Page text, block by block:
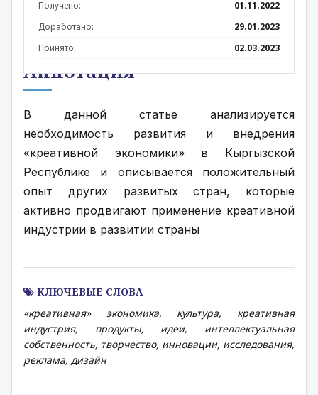
Аннотация
В данной статье анализируется
необходимость развития и внедрения
«креативной экономики» в Кыргызской
Республике и описывается положительный
опыт других развитых стран, которые
активно продвигают применение креативной
индустрии в развитии страны
КЛЮЧЕВЫЕ СЛОВА
«креативная» экономика, культура, креативная
индустрия, продукты, идеи, интеллектуальная
собственность, творчество, инновации, исследования,
реклама, дизайн
Получено:
01.11.2022
Доработано:
29.01.2023
Принято:
02.03.2023